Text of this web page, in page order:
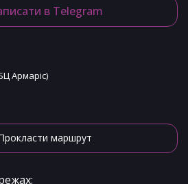
в Telegram
Армаріс)
маршрут